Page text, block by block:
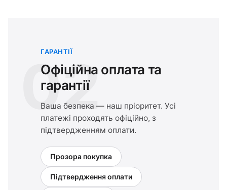
02
ГАРАНТІЇ
Офіційна оплата та
гарантії
Ваша безпека — наш пріоритет. Усі
платежі проходять офіційно, з
підтвердженням оплати.
Прозора покупка
Підтвердження оплати